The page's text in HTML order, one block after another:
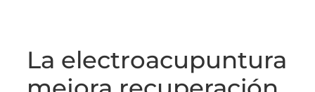
La electroacupuntura